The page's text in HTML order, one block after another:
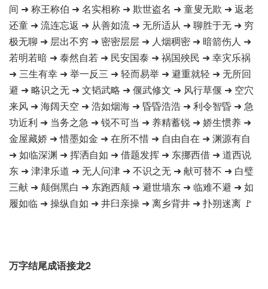
间 ➜ 称王称伯 ➜ 名实相称 ➜ 欺世盗名 ➜ 童叟无欺 ➜ 返老
还童 ➜ 流连忘返 ➜ 从善如流 ➜ 无所适从 ➜ 聊胜于无 ➜ 穷
极无聊 ➜ 层出不穷 ➜ 密密层层 ➜ 人烟稠密 ➜ 暗箭伤人 ➜
若明若暗 ➜ 泰然自若 ➜ 民安国泰 ➜ 祸国殃民 ➜ 幸灾乐祸
➜ 三生有幸 ➜ 举一反三 ➜ 轻而易举 ➜ 避重就轻 ➜ 无所回
避 ➜ 略识之无 ➜ 文韬武略 ➜ 偃武修文 ➜ 风行草偃 ➜ 空穴
来风 ➜ 海阔天空 ➜ 浩如烟海 ➜ 昏昏浩浩 ➜ 利令智昏 ➜ 急
功近利 ➜ 当务之急 ➜ 锐不可当 ➜ 养精蓄锐 ➜ 娇生惯养 ➜
金屋藏娇 ➜ 惜墨如金 ➜ 在所不惜 ➜ 自由自在 ➜ 渊源有自
➜ 如临深渊 ➜ 挥洒自如 ➜ 借题发挥 ➜ 东挪西借 ➜ 道西说
东 ➜ 津津乐道 ➜ 无人问津 ➜ 不识之无 ➜ 献可替不 ➜ 白璧
三献 ➜ 颠倒黑白 ➜ 东跑西颠 ➜ 避世墙东 ➜ 临难不避 ➜ 如
履如临 ➜ 操纵自如 ➜ 井臼亲操 ➜ 离乡背井 ➜ 扑朔迷离 🚩
万字结尾成语接龙2